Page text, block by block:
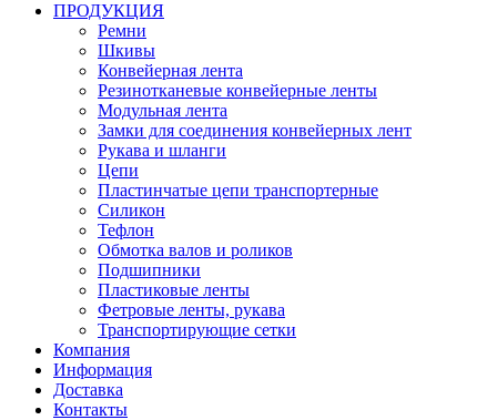
ПРОДУКЦИЯ
Ремни
Шкивы
Конвейерная лента
Резинотканевые конвейерные ленты
Модульная лента
Замки для соединения конвейерных лент
Рукава и шланги
Цепи
Пластинчатые цепи транспортерные
Силикон
Тефлон
Обмотка валов и роликов
Подшипники
Пластиковые ленты
Фетровые ленты, рукава
Транспортирующие сетки
Компания
Информация
Доставка
Контакты